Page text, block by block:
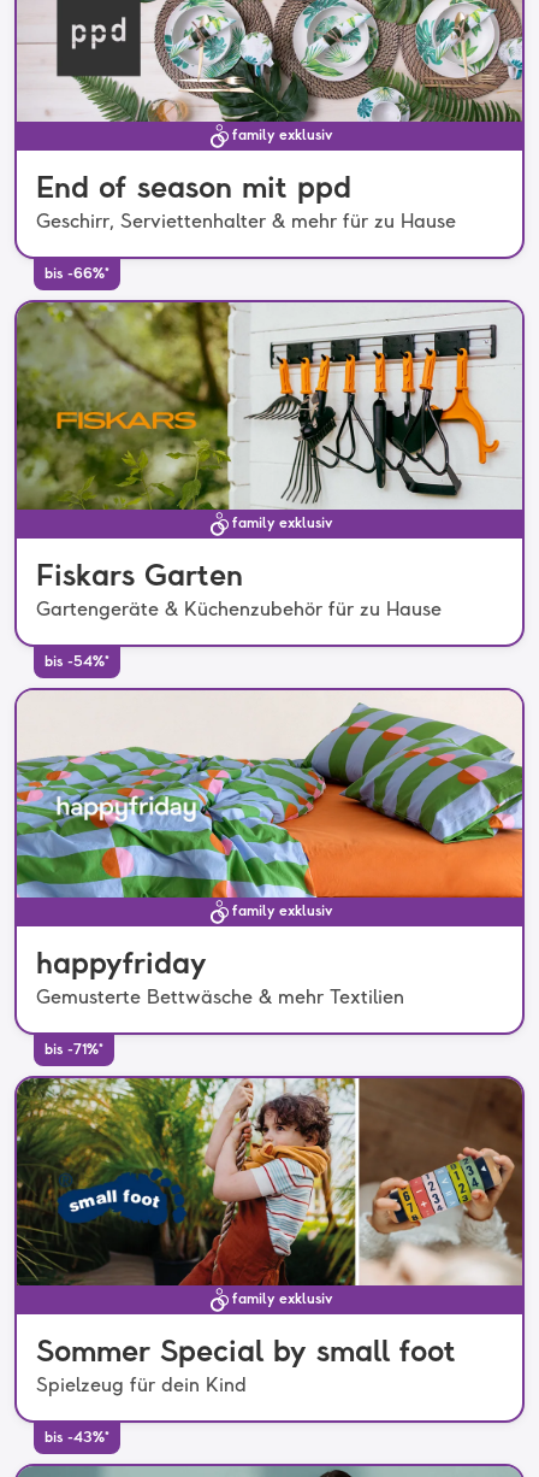
family exklusiv
End of season mit ppd
Geschirr, Serviettenhalter & mehr für zu Hause
bis -66%*
family exklusiv
Fiskars Garten
Gartengeräte & Küchenzubehör für zu Hause
bis -54%*
family exklusiv
happyfriday
Gemusterte Bettwäsche & mehr Textilien
bis -71%*
family exklusiv
Sommer Special by small foot
Spielzeug für dein Kind
bis -43%*